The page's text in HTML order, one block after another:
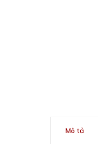
Mô tả